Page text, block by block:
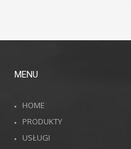
MENU
HOME
PRODUKTY
USŁUGI